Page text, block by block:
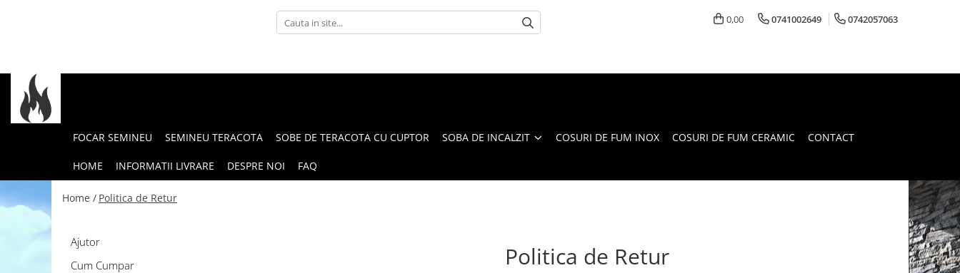
Soba de incalzit cu marmura
Soba de incalzit cu plita
0,00 0741002649 0742057063
FOCAR SEMINEU SEMINEU TERACOTA SOBE DE TERACOTA CU CUPTOR SOBA DE INCALZIT COSURI DE FUM INOX COSURI DE FUM CERAMIC CONTACT
HOME INFORMATII LIVRARE DESPRE NOI FAQ
Home / Politica de Retur
Politica de Retur
Ajutor
Cum Cumpar